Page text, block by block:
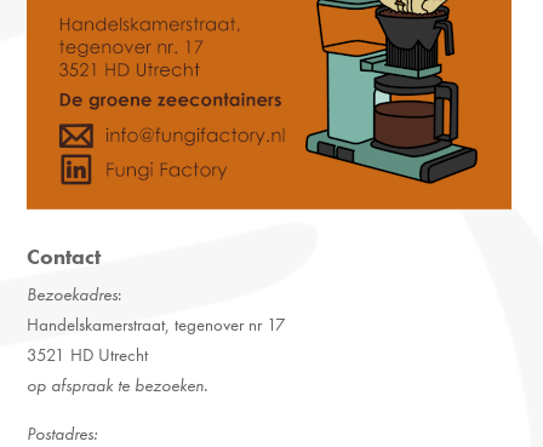
Contact
Bezoekadres:
Handelskamerstraat, tegenover nr 17
3521 HD Utrecht
op afspraak te bezoeken.
Postadres: